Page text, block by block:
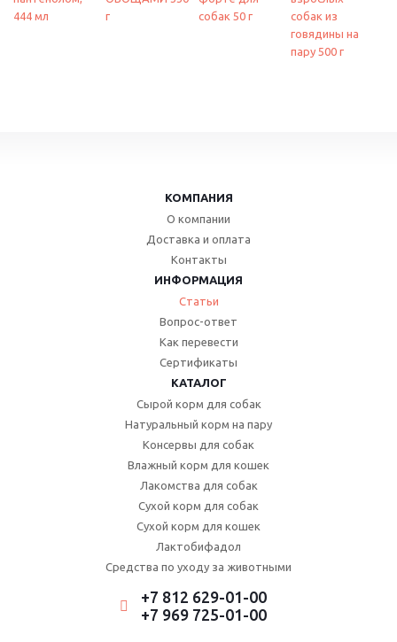
444 мл
г
собак 50 г
собак из
говядины на
пару 500 г
КОМПАНИЯ
О компании
Доставка и оплата
Контакты
ИНФОРМАЦИЯ
Статьи
Вопрос-ответ
Как перевести
Сертификаты
КАТАЛОГ
Сырой корм для собак
Натуральный корм на пару
Консервы для собак
Влажный корм для кошек
Лакомства для собак
Сухой корм для собак
Сухой корм для кошек
Лактобифадол
Средства по уходу за животными
+7 812 629-01-00
+7 969 725-01-00